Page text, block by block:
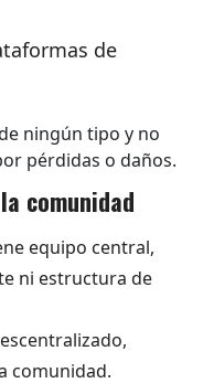
de
ningún tipo y no
pérdidas o daños.
comunidad
equipo central,
ni estructura de
comunidad.